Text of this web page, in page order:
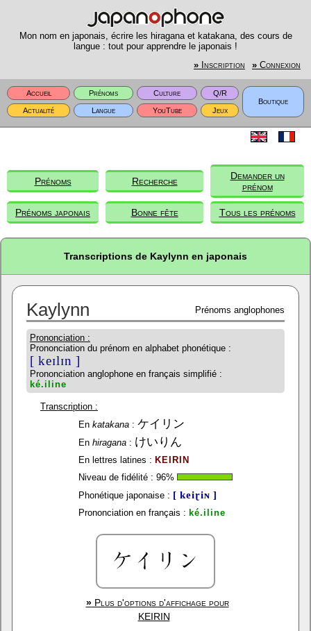
Mon nom en japonais, écrire les hiragana et katakana, des cours de
langue : tout pour apprendre le japonais !
» Inscription » Connexion
Accueil Prénoms Culture
Q/R
Boutique
Actualité
Langue YouTube Jeux
Prénoms Recherche
Demander un
prénom
Prénoms japonais Bonne fête Tous les prénoms
Transcriptions de Kaylynn en japonais
Kaylynn Prénoms anglophones
Prononciation :
Prononciation du prénom en alphabet phonétique :
[ keɪlɪn ]
Prononciation anglophone en français simplifié :
ké.iline
Transcription :
En katakana : ケイリン
En hiragana : けいりん
En lettres latines : KEIRIN
Niveau de fidélité : 96%
Phonétique japonaise : [ keiɽiɴ ]
Prononciation en français : ké.iline
»Plus d'options d'affichage pour
KEIRIN